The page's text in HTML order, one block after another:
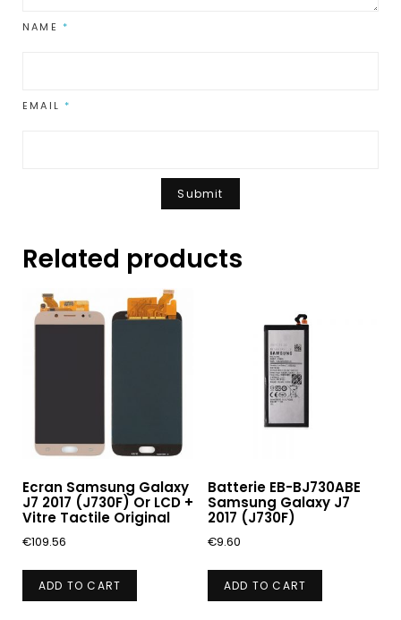
NAME *
EMAIL *
Related products
Ecran Samsung Galaxy
J7 2017 (J730F) Or LCD +
Vitre Tactile Original
€109.56
ADD TO CART
Batterie EB-BJ730ABE
Samsung Galaxy J7
2017 (J730F)
€9.60
ADD TO CART